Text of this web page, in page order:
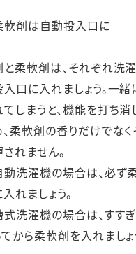
剤は自動投入口に
と柔軟剤は、それぞれ洗
口に入れましょう。一
てしまうと、機能を打ち消
柔軟剤の香りだけでな
れません。
動洗濯機の場合は、必ず
れましょう。
式洗濯機の場合は、すす
から柔軟剤を入れましょ